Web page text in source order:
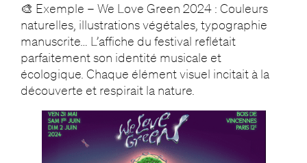
🎨 Exemple – We Love Green 2024 : Couleurs
naturelles, illustrations végétales, typographie
manuscrite… L’affiche du festival reflétait
parfaitement son identité musicale et
écologique. Chaque élément visuel incitait à la
découverte et respirait la nature.